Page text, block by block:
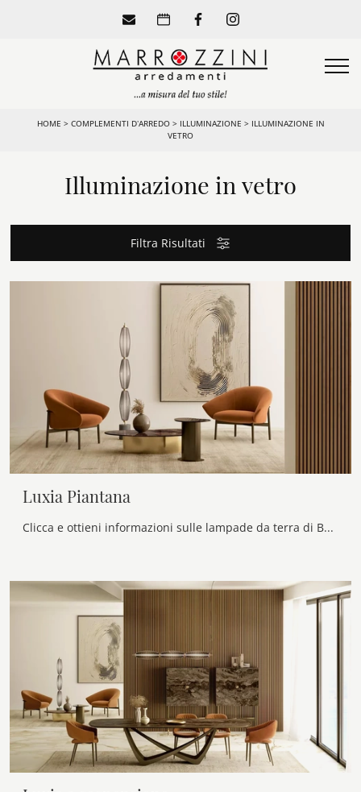
HOME > COMPLEMENTI D’ARREDO> ILLUMINAZIONE > ILLUMINAZIONE IN
VETRO
Illuminazione in vetro
Filtra Risultati
Luxia Piantana
Clicca e ottieni informazioni sulle lampade da terra di Bontempi: il modello Luxia Piantana in vetro ti attende!